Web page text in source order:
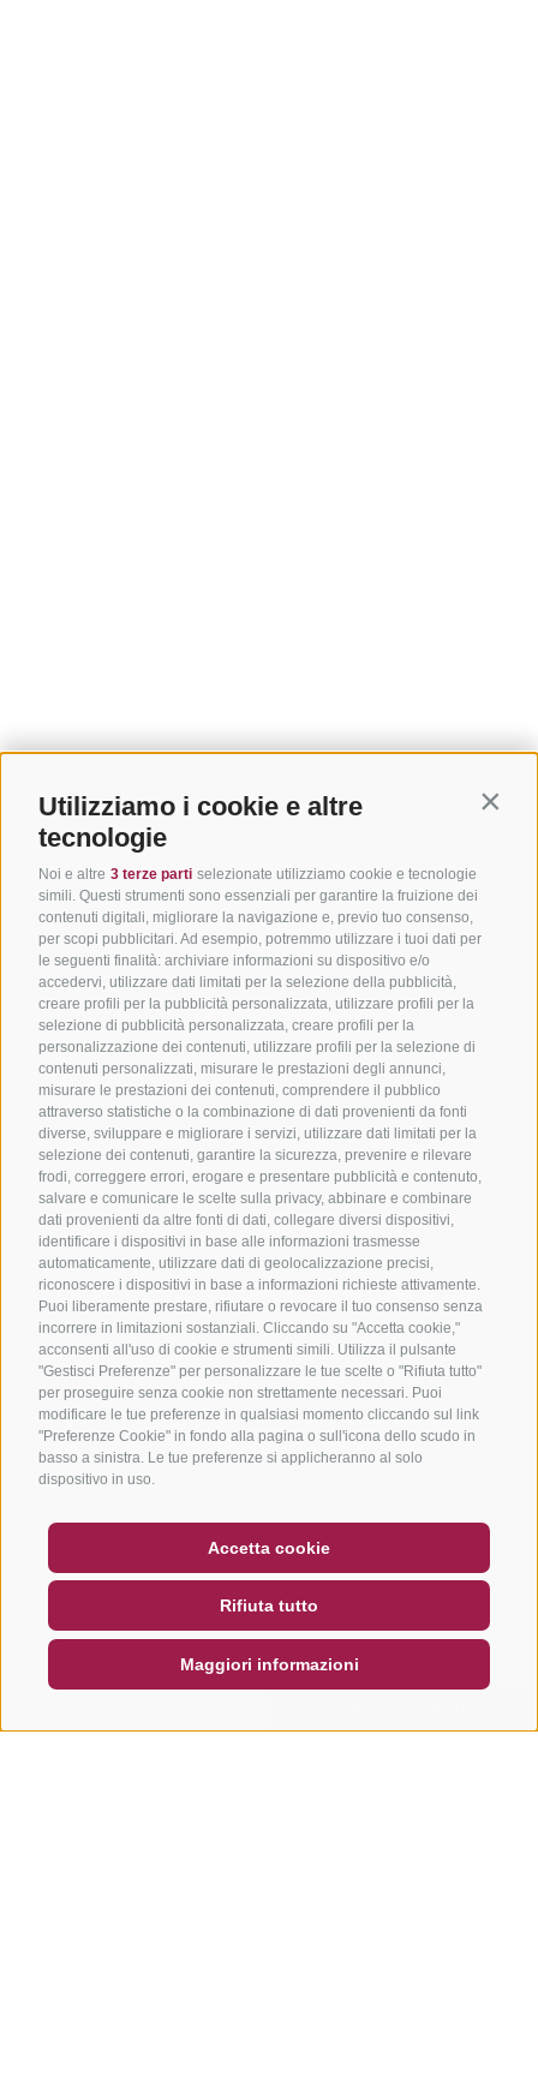
Utilizziamo i cookie e altre
tecnologie
Noi e altre 3 terze parti selezionate utilizziamo cookie e tecnologie
simili. Questi strumenti sono essenziali per garantire la fruizione dei
contenuti digitali, migliorare la navigazione e, previo tuo consenso,
per scopi pubblicitari. Ad esempio, potremmo utilizzare i tuoi dati per
le seguenti finalità: archiviare informazioni su dispositivo e/o
accedervi, utilizzare dati limitati per la selezione della pubblicità,
creare profili per la pubblicità personalizzata, utilizzare profili per la
selezione di pubblicità personalizzata, creare profili per la
personalizzazione dei contenuti, utilizzare profili per la selezione di
contenuti personalizzati, misurare le prestazioni degli annunci,
misurare le prestazioni dei contenuti, comprendere il pubblico
attraverso statistiche o la combinazione di dati provenienti da fonti
diverse, sviluppare e migliorare i servizi, utilizzare dati limitati per la
selezione dei contenuti, garantire la sicurezza, prevenire e rilevare
frodi, correggere errori, erogare e presentare pubblicità e contenuto,
salvare e comunicare le scelte sulla privacy, abbinare e combinare
dati provenienti da altre fonti di dati, collegare diversi dispositivi,
identificare i dispositivi in base alle informazioni trasmesse
automaticamente, utilizzare dati di geolocalizzazione precisi,
riconoscere i dispositivi in base a informazioni richieste attivamente.
Puoi liberamente prestare, rifiutare o revocare il tuo consenso senza
incorrere in limitazioni sostanziali. Cliccando su "Accetta cookie,"
acconsenti all'uso di cookie e strumenti simili. Utilizza il pulsante
"Gestisci Preferenze" per personalizzare le tue scelte o "Rifiuta tutto"
per proseguire senza cookie non strettamente necessari. Puoi
modificare le tue preferenze in qualsiasi momento cliccando sul link
"Preferenze Cookie" in fondo alla pagina o sull'icona dello scudo in
basso a sinistra. Le tue preferenze si applicheranno al solo
dispositivo in uso.
Accetta cookie
Rifiuta tutto
Maggiori informazioni
NEWSLETTER
SOCIAL WALL METEO